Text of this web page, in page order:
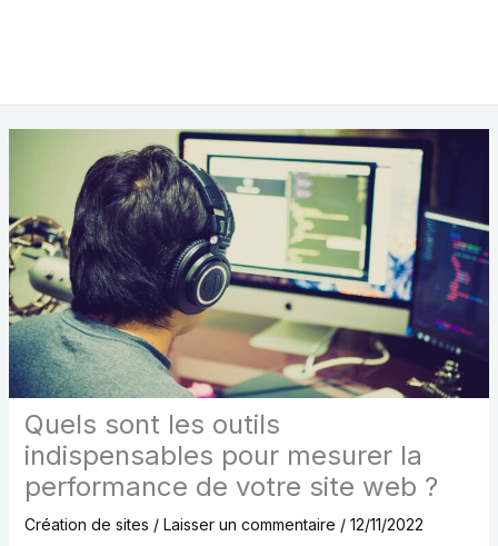
Quels sont les outils
indispensables pour mesurer la
performance de votre site web ?
Création de sites / Laisser un commentaire / 12/11/2022